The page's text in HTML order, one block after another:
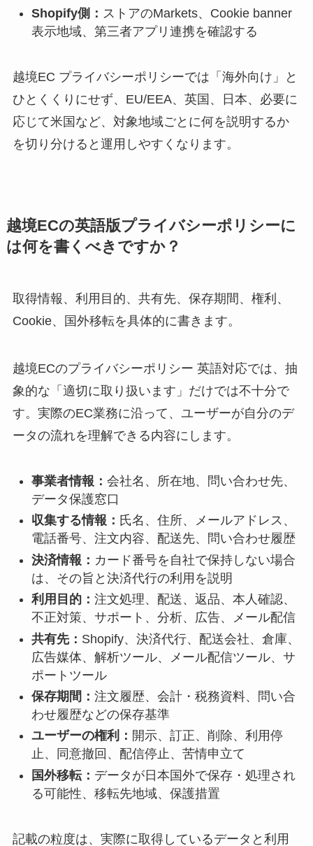
Shopify側： ストアのMarkets、Cookie banner
表示地域、第三者アプリ連携を確認する
越境EC プライバシーポリシーでは「海外向け」と
ひとくくりにせず、EU/EEA、英国、日本、必要に
応じて米国など、対象地域ごとに何を説明するか
を切り分けると運用しやすくなります。
越境ECの英語版プライバシーポリシーに
は何を書くべきですか？
取得情報、利用目的、共有先、保存期間、権利、
Cookie、国外移転を具体的に書きます。
越境ECのプライバシーポリシー 英語対応では、抽
象的な「適切に取り扱います」だけでは不十分で
す。実際のEC業務に沿って、ユーザーが自分のデ
ータの流れを理解できる内容にします。
事業者情報： 会社名、所在地、問い合わせ先、
データ保護窓口
収集する情報： 氏名、住所、メールアドレス、
電話番号、注文内容、配送先、問い合わせ履歴
決済情報： カード番号を自社で保持しない場合
は、その旨と決済代行の利用を説明
利用目的： 注文処理、配送、返品、本人確認、
不正対策、サポート、分析、広告、メール配信
共有先： Shopify、決済代行、配送会社、倉庫、
広告媒体、解析ツール、メール配信ツール、サ
ポートツール
保存期間： 注文履歴、会計・税務資料、問い合
わせ履歴などの保存基準
ユーザーの権利： 開示、訂正、削除、利用停
止、同意撤回、配信停止、苦情申立て
国外移転： データが日本国外で保存・処理され
る可能性、移転先地域、保護措置
記載の粒度は、実際に取得しているデータと利用